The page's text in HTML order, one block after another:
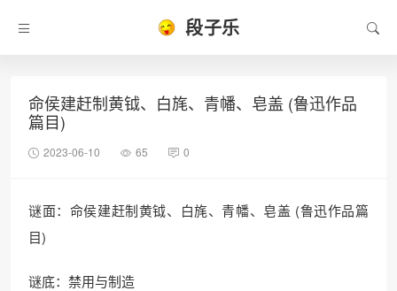
段子乐
命侯建赶制黄钺、白旄、青幡、皂盖 (鲁迅作品
篇目)
2023-06-10 65 0
谜面：命侯建赶制黄钺、白旄、青幡、皂盖 (鲁迅作品篇
目)
谜底：禁用与制造